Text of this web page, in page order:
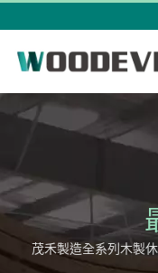
茂禾製造全系列木製